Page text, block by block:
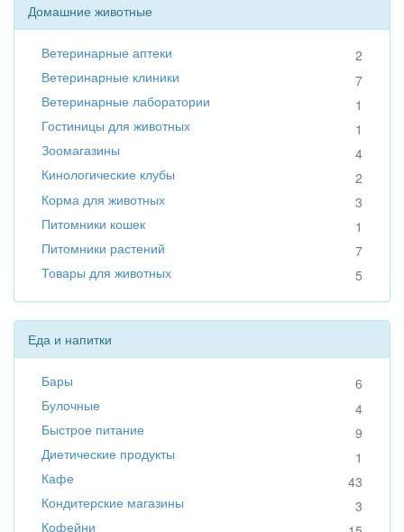
Домашние животные
Ветеринарные аптеки
2
Ветеринарные клиники
7
Ветеринарные лаборатории
1
Гостиницы для животных
1
Зоомагазины
4
Кинологические клубы
2
Корма для животных
3
Питомники кошек
1
Питомники растений
7
Товары для животных
5
Еда и напитки
Бары
6
Булочные
4
Быстрое питание
9
Диетические продукты
1
Кафе
43
Кондитерские магазины
3
Кофейни